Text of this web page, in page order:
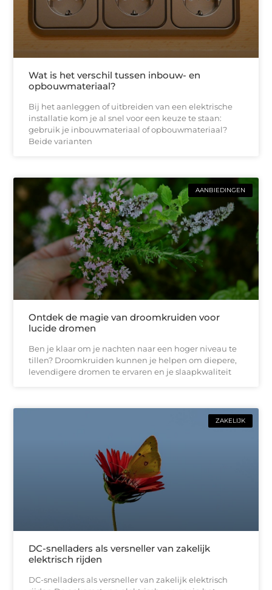
Wat is het verschil tussen inbouw- en
opbouwmateriaal?
Bij het aanleggen of uitbreiden van een elektrische
installatie kom je al snel voor een keuze te staan:
gebruik je inbouwmateriaal of opbouwmateriaal?
Beide varianten
AANBIEDINGEN
Ontdek de magie van droomkruiden voor
lucide dromen
Ben je klaar om je nachten naar een hoger niveau te
tillen? Droomkruiden kunnen je helpen om diepere,
levendigere dromen te ervaren en je slaapkwaliteit
ZAKELIJK
DC-snelladers als versneller van zakelijk
elektrisch rijden
DC-snelladers als versneller van zakelijk elektrisch